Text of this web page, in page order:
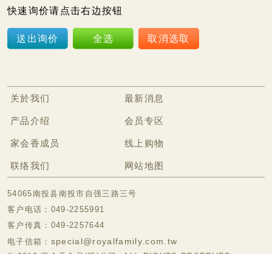
快速询价请点击右边按钮
送出询价 全选 取消选取
关於我们 最新消息
产品介绍 会员专区
家会香成员 线上购物
联络我们 网站地图
54065南投县南投市自强三路三号
客户电话：049-2255991
客户传真：049-2257644
电子信箱： special@royalfamily.com.tw